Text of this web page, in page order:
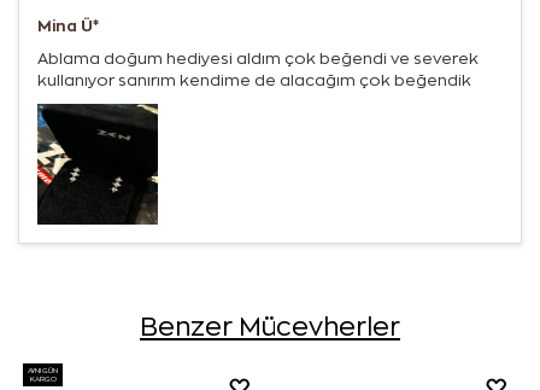
Mina Ü*
Ablama doğum hediyesi aldım çok beğendi ve severek
kullanıyor sanırım kendime de alacağım çok beğendik
Benzer Mücevherler
AYNI GÜN
KARGO